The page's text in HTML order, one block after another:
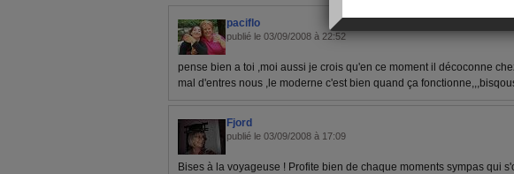
paciflo
publié le 03/09/2008 à 22:52
pense bien a toi ,moi aussi je crois qu'en ce moment il décoconne
mal d'entres nous ,le moderne c'est bien quand ça
Fjord
publié le 03/09/2008 à 17:09
Bises à la voyageuse ! Profite bien de chaque moments sympas qui